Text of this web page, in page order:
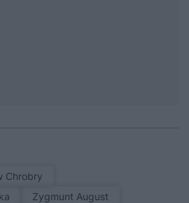
Chrobry
Zygmunt August